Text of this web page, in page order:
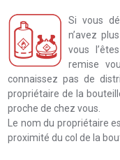
Si vous
n’avez
vous
remise
connaissez pas de
propriétaire de la
proche de chez vous.
Le nom du propriétaire
proximité du col de la